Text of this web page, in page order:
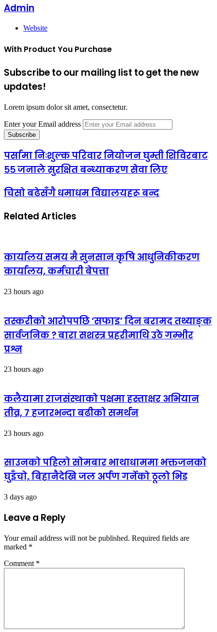
Admin
Website
With Product You Purchase
Subscribe to our mailing list to get the new
updates!
Lorem ipsum dolor sit amet, consectetur.
Enter your Email address
पर्सामा निःशुल्क परिवार नियोजन घुम्ती शिविरबाट
५५ जनाले सुरक्षित बन्ध्याकरण सेवा लिए
चिसो बढेसँगै धमाधम विद्यालयहरू बन्द
Related Articles
कार्यालय समय मै सुनसान कृषि आधुनिकीकरण
कार्यालय, कर्मचारी बेपत्ता
23 hours ago
तस्करीको आरोपपछि ‘सफाइ’ दिन बरामद तथ्याङ्क
सार्वजनिक ? बारा सशस्त्र प्रहरीमाथि उठे गम्भीर
प्रश्न
23 hours ago
कलैयामा राजसंस्थाको पक्षमा हस्ताक्षर अभियान
तीव्र, ७ हजारभन्दा बढीको समर्थन
23 hours ago
साउनको पहिलो सोमबार भाथाधाममा भक्तजनको
घुइँचो, बिहानैदेखि जल अर्पण गर्नेको ठूलो भिड
3 days ago
Leave a Reply
Your email address will not be published. Required fields are
marked *
Comment *